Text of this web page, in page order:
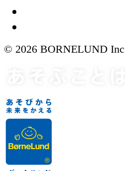
© 2026 BORNELUND